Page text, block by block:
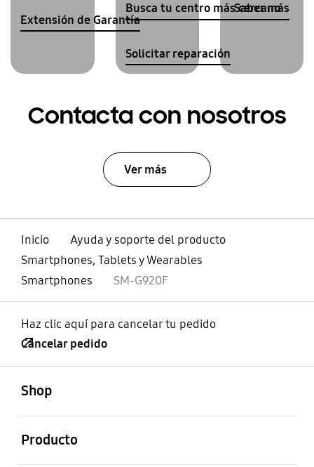
Extensión de Garantía
Busca tu centro más cercano
Solicitar reparación
Saber más
Contacta con nosotros
Ver más
Inicio
Ayuda y soporte del producto
Smartphones, Tablets y Wearables
Smartphones
SM-G920F
Haz clic aquí para cancelar tu pedido
Cancelar pedido
Shop
Producto